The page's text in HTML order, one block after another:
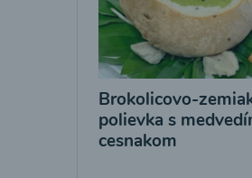
Brokolicovo-
polievka s
cesnakom